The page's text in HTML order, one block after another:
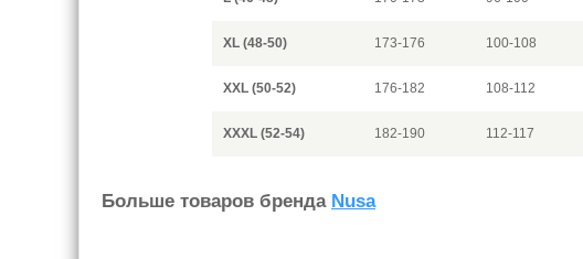
XL (48-50) 173-176 100-108
XXL (50-52) 176-182 108-112
XXXL (52-54) 182-190 112-117
Больше товаров бренда Nusa